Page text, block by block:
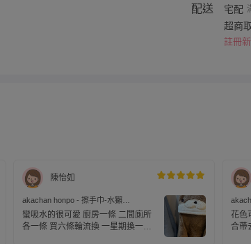
配送 宅配
超商
註冊
陳怡如
akachan honpo - 擦手巾-水獺
(30×30cm)
蠻吸水的很可愛 廚房一條 二間廁所
各一條 買六條輪流換 一星期換一次
花色
合帶